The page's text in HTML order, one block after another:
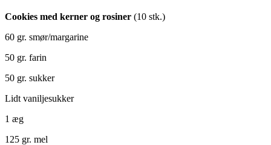
Cookies med kerner og rosiner (10 stk.)
60 gr. smør/margarine
50 gr. farin
50 gr. sukker
Lidt vaniljesukker
1 æg
125 gr. mel